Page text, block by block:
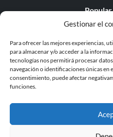
Gestionar el
Para ofrecer las mejores experiencias,
para almacenar y/o acceder a la
tecnologías nos permitirá procesar
navegación o identificaciones únicas en
consentimiento, puede afectar
funciones.
Popular
Popular
LATEST